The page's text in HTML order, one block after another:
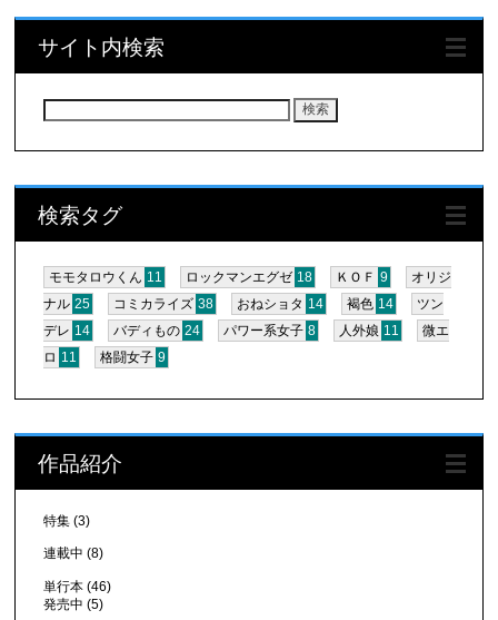
サイト内検索
検索タグ
モモタロウくん 11 ロックマンエグゼ 18 ＫＯＦ 9
オリジ
ナル 25 コミカライズ 38 おねショタ 14 褐色 14
ツン
デレ 14 バディもの 24 パワー系女子 8 人外娘 11
微エ
ロ 11 格闘女子 9
作品紹介
特集 (3)
連載中 (8)
単行本 (46)
発売中 (5)